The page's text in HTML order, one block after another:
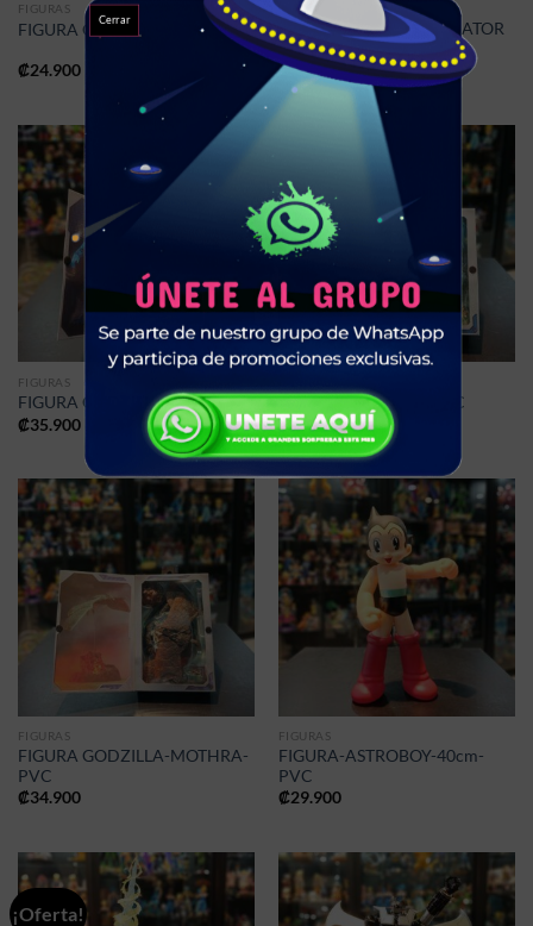
FIGURAS
FIGURA GODZILLA-18cm-PVC
₡24.900
FIGURAS
FIGURA ALIEN VS PREDATOR
SET-PVC
₡34.900
FIGURAS
FIGURA GODZILLA-PVC
₡35.900
FIGURA GODZILLA-PVC
₡35.900
FIGURAS
FIGURA GODZILLA-MOTHRA-
PVC
₡34.900
FIGURAS
FIGURA-ASTROBOY-40cm-
PVC
₡29.900
¡Oferta!
Cerrar